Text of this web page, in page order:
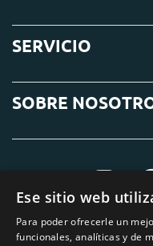
SERVICIO
SOBRE
Ese sitio web
Para poder ofrecerle un
funcionales, analíticas y de